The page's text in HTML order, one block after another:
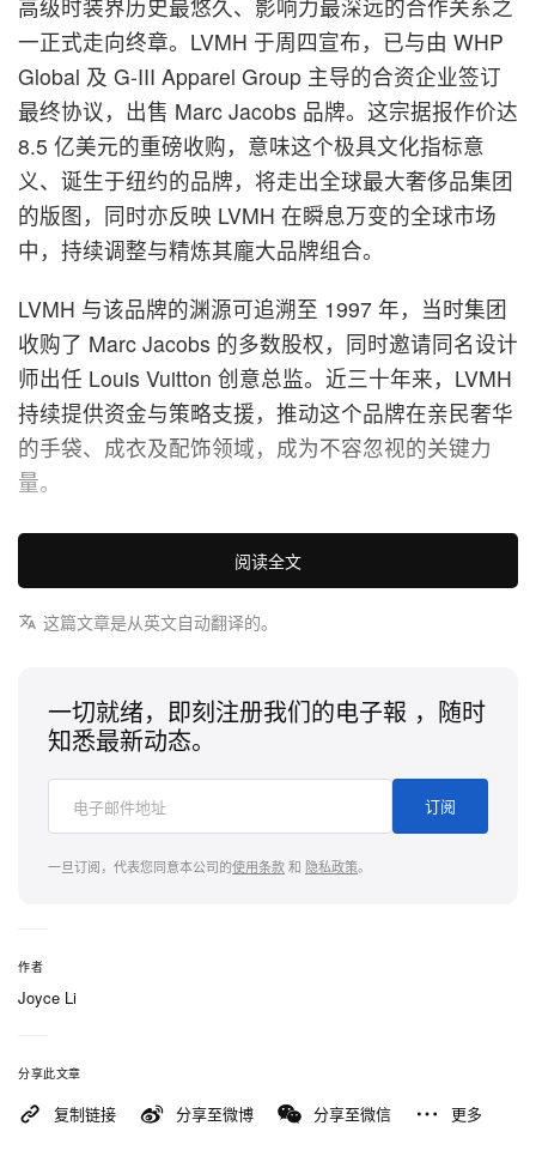
高级时装界历史最悠久、影响力最深远的合作关系之
一正式走向终章。LVMH 于周四宣布，已与由 WHP
Global 及 G-III Apparel Group 主导的合资企业签订
最终协议，出售 Marc Jacobs 品牌。这宗据报作价达
8.5 亿美元的重磅收购，意味这个极具文化指标意
义、诞生于纽约的品牌，将走出全球最大奢侈品集团
的版图，同时亦反映 LVMH 在瞬息万变的全球市场
中，持续调整与精炼其龐大品牌组合。
LVMH 与该品牌的渊源可追溯至 1997 年，当时集团
收购了 Marc Jacobs 的多数股权，同时邀请同名设计
师出任 Louis Vuitton 创意总监。近三十年来，LVMH
持续提供资金与策略支援，推动这个品牌在亲民奢华
的手袋、成衣及配饰领域，成为不容忽视的关键力
量。
根据这宗金额达 8.5 亿美元的收购协议，WHP
Global 与 G-III Apparel Group 将各自支付 4.25 亿美
元，平分 50/50 的所有权。两家公司将分工合作，加
G-III，将凭借其强大的商品企划与零售实力，管理品
牌的直营零售及批发业务；而背后运作 Vera Wang、
Rag & Bone 及 G-Star 的 WHP Global，则负责营运
品牌高盈利的授权平台。Marc Jacobs 的加入，预计
将把 WHP Global 品牌组合的全球零售销售额推升至
逾 95 亿美元。此外，Coty Inc. 亦会继续持有其近期
对于钟情品牌主线秀以及 Heaven by Marc Jacobs
未离场。Jacobs 在声明中表示：「过去 30 年间，
Bernard Arnault 对我的支持、信任与肯定，我一直
心怀感激。我将继续担任 Marc Jacobs International
阅读全文
这篇文章是从英文自动翻译的。
一切就绪，即刻注册我们的电子報 ，随时
知悉最新动态。
订阅
一旦订阅，代表您同意本公司的使用条款和 隐私政策。
作者
Joyce Li
分享此文章
复制链接 分享至微博 分享至微信 更多